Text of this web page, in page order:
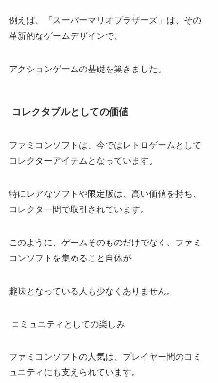
例えば、「スーパーマリオブラザーズ」は、その
革新的なゲームデザインで、
アクションゲームの基礎を築きました。
コレクタブルとしての価値
ファミコンソフトは、今ではレトロゲームとして
コレクターアイテムとなっています。
特にレアなソフトや限定版は、高い価値を持ち、
コレクター間で取引されています。
このように、ゲームそのものだけでなく、ファミ
コンソフトを集めること自体が
趣味となっている人も少なくありません。
コミュニティとしての楽しみ
ファミコンソフトの人気は、プレイヤー間のコミ
ュニティにも支えられています。